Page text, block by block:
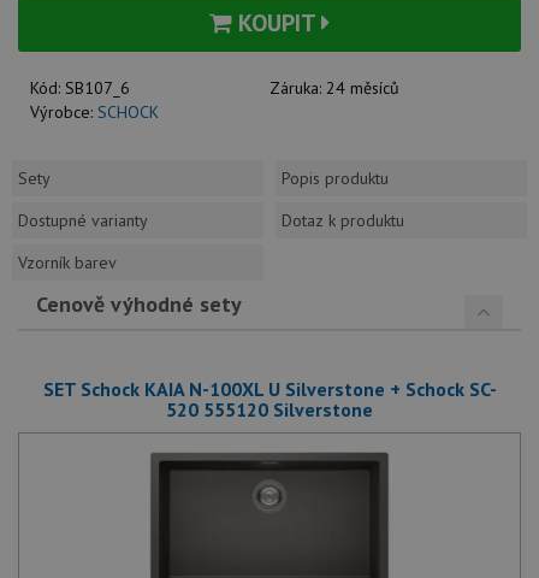
KOUPIT
Kód: SB107_6 Záruka: 24 měsíců
Výrobce: SCHOCK
Sety
Popis produktu
Dostupné varianty
Dotaz k produktu
Vzorník barev
Cenově výhodné sety
SET Schock KAIA N-100XL U Silverstone + Schock SC-
520 555120 Silverstone